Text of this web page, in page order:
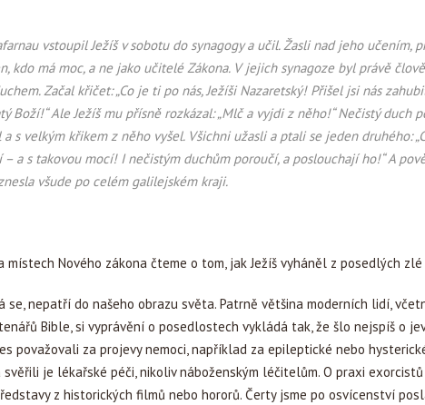
vstoupil Ježíš v sobotu do synagogy a učil. Žasli nad jeho učením,
kdo má moc, a ne jako učitelé Zákona. V jejich synagoze byl právě
Začal křičet: „Co je ti po nás, Ježíši Nazaretský! Přišel jsi nás
Boží!“ Ale Ježíš mu přísně rozkázal: „Mlč a vyjdi z něho!“ Nečistý duch
s velkým křikem z něho vyšel. Všichni užasli a ptali se jeden druhého:
– a s takovou mocí! I nečistým duchům poroučí, a poslouchají ho!“ A
všude po celém galilejském kraji.
místech Nového zákona čteme o tom, jak Ježíš vyháněl z posedlých zlé
se, nepatří do našeho obrazu světa. Patrně většina moderních lidí,
Bible, si vyprávění o posedlostech vykládá tak, že šlo nejspíš o
považovali za projevy nemoci, například za epileptické nebo
svěřili je lékařské péči, nikoliv náboženským léčitelům. O praxi
z historických filmů nebo hororů. Čerty jsme po osvícenství